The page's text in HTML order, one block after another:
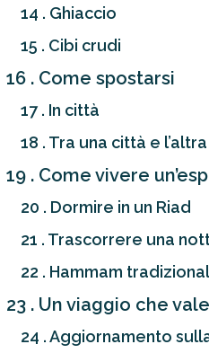
14 . Ghiaccio
15 . Cibi crudi
16 . Come spostarsi
17 . In città
18 . Tra una città e l’altra
19 . Come vivere
20 . Dormire in un Riad
21 . Trascorrere una
22 . Hammam
23 . Un viaggio che
24 . Aggiornamento